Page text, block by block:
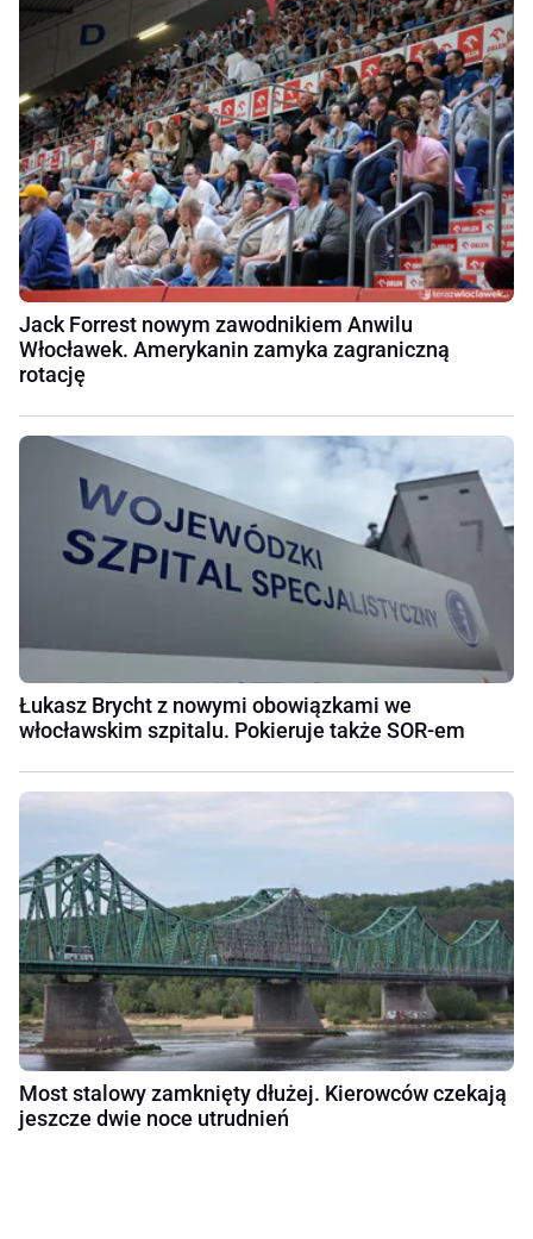
Jack Forrest nowym zawodnikiem Anwilu
Włocławek. Amerykanin zamyka zagraniczną
rotację
Łukasz Brycht z nowymi obowiązkami we
włocławskim szpitalu. Pokieruje także SOR-em
Most stalowy zamknięty dłużej. Kierowców czekają
jeszcze dwie noce utrudnień